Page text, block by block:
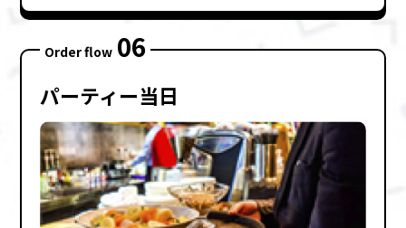
Order flow 06
パーティー当⽇